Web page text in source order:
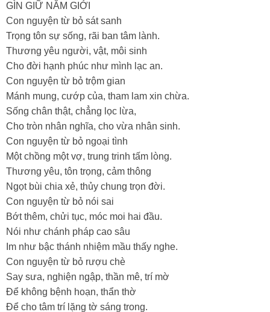
GÌN GIỮ NĂM GIỚI
Con nguyện từ bỏ sát sanh
Trọng tôn sự sống, rãi ban tâm lành.
Thương yêu người, vật, môi sinh
Cho đời hạnh phúc như mình lạc an.
Con nguyện từ bỏ trộm gian
Mánh mung, cướp của, tham lam xin chừa.
Sống chân thật, chẳng lọc lừa,
Cho tròn nhân nghĩa, cho vừa nhân sinh.
Con nguyện từ bỏ ngoại tình
Một chồng một vợ, trung trinh tấm lòng.
Thương yêu, tôn trọng, cảm thông
Ngọt bùi chia xẻ, thủy chung trọn đời.
Con nguyện từ bỏ nói sai
Bớt thêm, chửi tục, móc moi hai đầu.
Nói như chánh pháp cao sâu
Im như bậc thánh nhiệm mầu thấy nghe.
Con nguyện từ bỏ rượu chè
Say sưa, nghiện ngập, thần mê, trí mờ
Để không bệnh hoạn, thẩn thờ
Để cho tâm trí lặng tờ sáng trong.